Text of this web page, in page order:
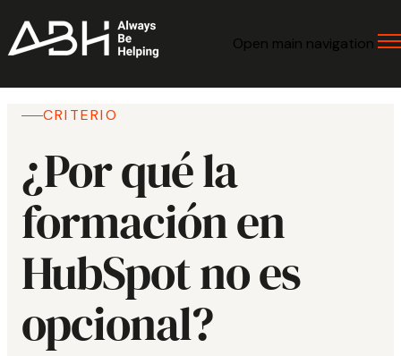
Open main navigation
CRITERIO
¿Por qué la
formación en
HubSpot no es
opcional?